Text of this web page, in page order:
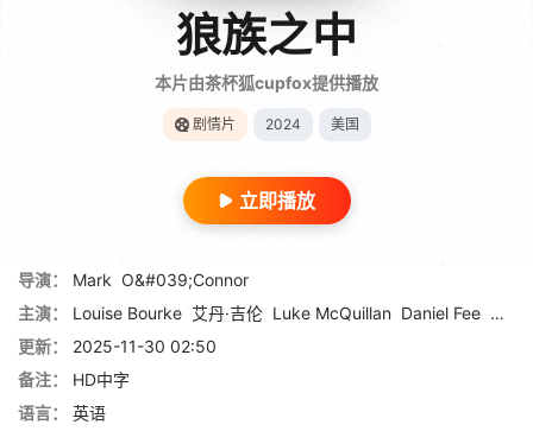
狼族之中
本片由茶杯狐cupfox提供播放
剧情片 2024 美国
立即播放
导演： Mark O&#039;Connor
主演：
Louise Bourke 艾丹·吉伦 Luke McQuillan Daniel Fee
更新：
2025-11-30 02:50
备注：
HD中字
语言：
英语